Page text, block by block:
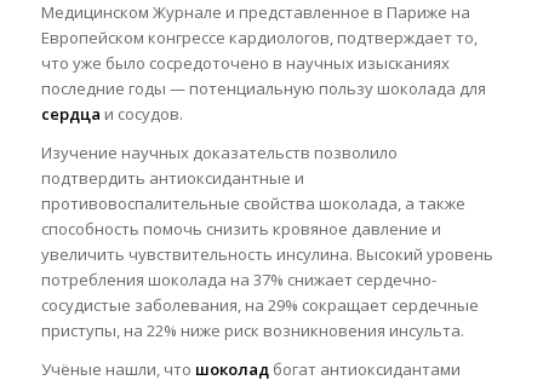
Медицинском Журнале и представленное в Париже на
Европейском конгрессе кардиологов, подтверждает то,
что уже было сосредоточено в научных изысканиях
последние годы — потенциальную пользу шоколада для
сердца и сосудов.
Изучение научных доказательств позволило
подтвердить антиоксидантные и
противовоспалительные свойства шоколада, а также
способность помочь снизить кровяное давление и
увеличить чувствительность инсулина. Высокий уровень
потребления шоколада на 37% снижает сердечно-
сосудистые заболевания, на 29% сокращает сердечные
приступы, на 22% ниже риск возникновения инсульта.
Учёные нашли, что шоколадбогат антиоксидантами